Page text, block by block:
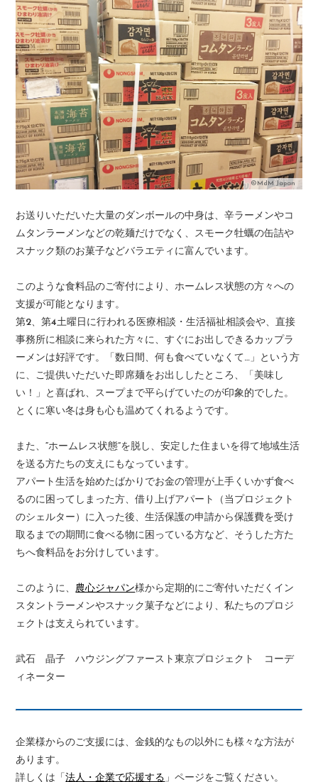
©MdM Japan
お送りいただいた大量のダンボールの中身は、辛ラーメンやコ
ムタンラーメンなどの乾麺だけでなく、スモーク牡蠣の缶詰や
スナック類のお菓子などバラエティに富んでいます。
このような食料品のご寄付により、ホームレス状態の方々への
支援が可能となります。
第2、第4土曜日に行われる医療相談・生活福祉相談会や、直接
事務所に相談に来られた方々に、すぐにお出しできるカップラ
ーメンは好評です。「数日間、何も食べていなくて…」という方
に、ご提供いただいた即席麺をお出ししたところ、「美味し
い！」と喜ばれ、スープまで平らげていたのが印象的でした。
とくに寒い冬は身も心も温めてくれるようです。
また、“ホームレス状態”を脱し、安定した住まいを得て地域生活
を送る方たちの支えにもなっています。
アパート生活を始めたばかりでお金の管理が上手くいかず食べ
るのに困ってしまった方、借り上げアパート（当プロジェクト
のシェルター）に入った後、生活保護の申請から保護費を受け
取るまでの期間に食べる物に困っている方など、そうした方た
ちへ食料品をお分けしています。
このように、農心ジャパン様から定期的にご寄付いただくイン
スタントラーメンやスナック菓子などにより、私たちのプロジ
ェクトは支えられています。
武石 晶子 ハウジングファースト東京プロジェクト コーデ
ィネーター
企業様からのご支援には、金銭的なもの以外にも様々な方法が
あります。
詳しくは「法人・企業で応援する」ページをご覧ください。